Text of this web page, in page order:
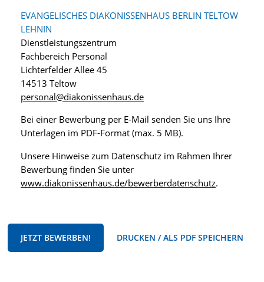
EVANGELISCHES DIAKONISSENHAUS BERLIN TELTOW
LEHNIN
Dienstleistungszentrum
Fachbereich Personal
Lichterfelder Allee 45
14513 Teltow
personal@diakonissenhaus.de
Bei einer Bewerbung per E-Mail senden Sie uns Ihre
Unterlagen im PDF-Format (max. 5 MB).
Unsere Hinweise zum Datenschutz im Rahmen Ihrer
Bewerbung finden Sie unter
www.diakonissenhaus.de/bewerberdatenschutz.
JETZT BEWERBEN! DRUCKEN / ALS PDF SPEICHERN